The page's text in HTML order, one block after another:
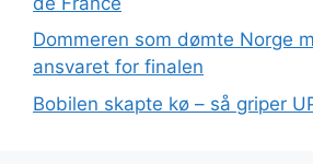
Dommeren som dømte Norge
ansvaret for finalen
Bobilen skapte kø – så griper